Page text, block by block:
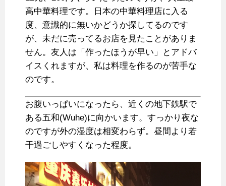
高中華料理です。日本の中華料理店に入る
度、意識的に無いかどうか探してるのです
が、未だに売ってるお店を見たことがありま
せん。友人は「作ったほうが早い」とアドバ
イスくれますが、私は料理を作るのが苦手な
のです。
お腹いっぱいになったら、近くの地下鉄駅で
ある五和(Wuhe)に向かいます。すっかり夜な
のですが外の湿度は相変わらず。昼間より若
干過ごしやすくなった程度。